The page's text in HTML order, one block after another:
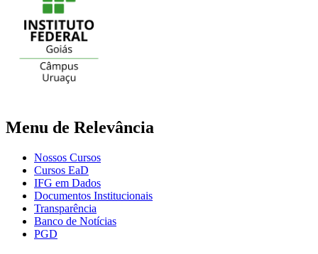
Menu de Relevância
Nossos Cursos
Cursos EaD
IFG em Dados
Documentos Institucionais
Transparência
Banco de Notícias
PGD